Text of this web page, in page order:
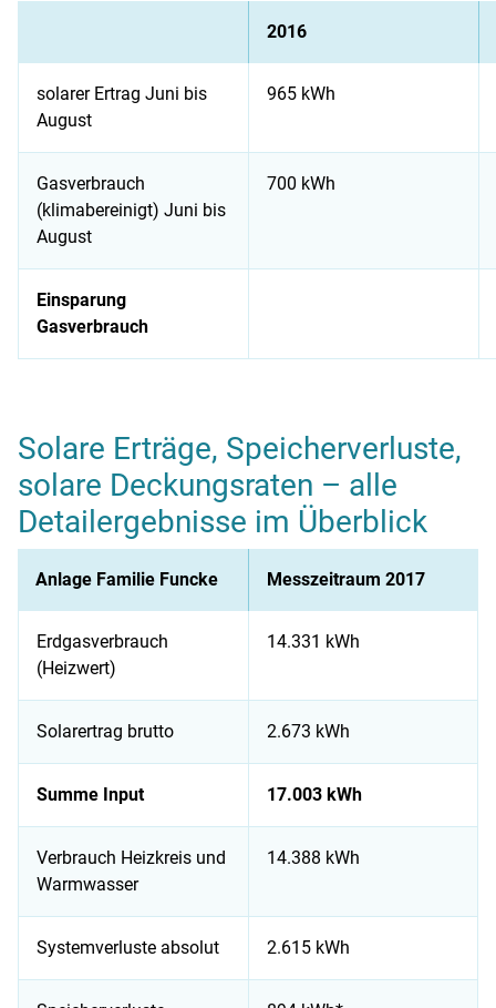
2016
solarer Ertrag Juni bis
August
965 kWh
Gasverbrauch
(klimabereinigt) Juni bis
August
700 kWh
Einsparung
Gasverbrauch
Solare Erträge, Speicherverluste,
solare Deckungsraten – alle
Detailergebnisse im Überblick
Anlage Familie Funcke Messzeitraum 2017
Erdgasverbrauch
(Heizwert)
14.331 kWh
Solarertrag brutto 2.673 kWh
Summe Input 17.003 kWh
Verbrauch Heizkreis und
Warmwasser
14.388 kWh
Systemverluste absolut 2.615 kWh